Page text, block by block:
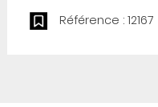
Référence : 12167